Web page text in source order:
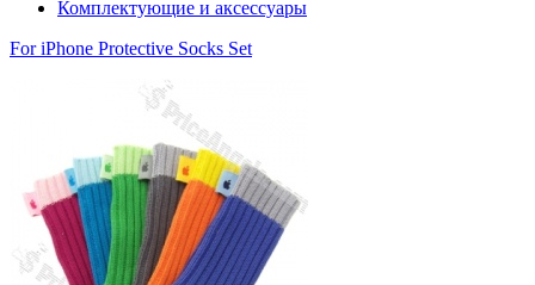
Комплектующие и аксессуары
For iPhone Protective Socks Set